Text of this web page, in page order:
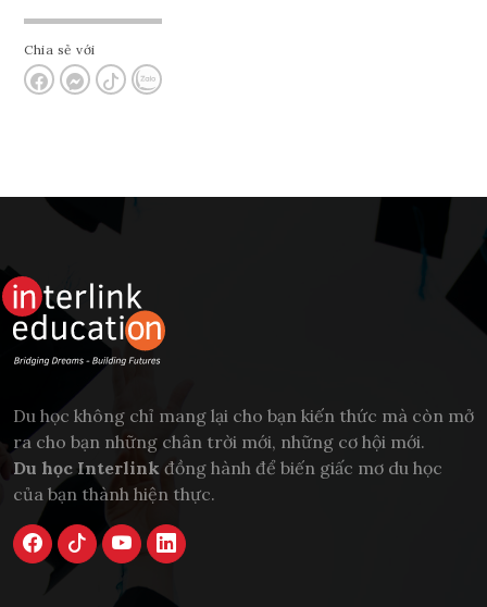
Chia sẻ với
Du học không chỉ mang lại cho bạn kiến thức mà còn mở
ra cho bạn những chân trời mới, những cơ hội mới.
Du học Interlink đồng hành để biến giấc mơ du học
của bạn thành hiện thực.